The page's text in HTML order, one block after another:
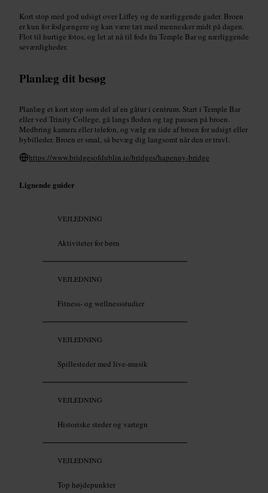
Kort stop med god udsigt over Liffey og de nærliggende gader. Broen
er kun for fodgængere og kan være tæt med mennesker midt på dagen.
Flot til hurtige fotos, og let at nå til fods fra Temple Bar og nærliggende
seværdigheder.
Planlæg dit besøg
Planlæg et kort stop som del af en gåtur i centrum. Start i Temple Bar
eller ved Trinity College, gå langs floden og tag pausen på broen.
Medbring kamera eller telefon, og vælg en side af broen for udsigt eller
bybilleder. Broen er smal, så bevæg dig langsomt når den er travl.
https://www.bridgesofdublin.ie/bridges/hapenny-bridge
Lignende guider
VEJLEDNING
Aktiviteter for børn
VEJLEDNING
Fitness- og wellnessstudier
VEJLEDNING
Spillesteder med live-musik
VEJLEDNING
Historiske steder og vartegn
VEJLEDNING
Top højdepunkter